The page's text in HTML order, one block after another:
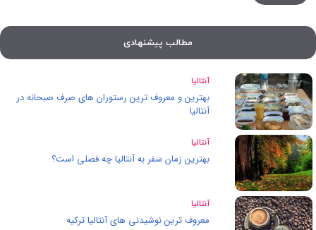
مطالب پیشنهادی
آنتالیا
بهترین و معروف ترین رستوران های صرف صبحانه در
آنتالیا
آنتالیا
بهترین زمان سفر به آنتالیا چه فصلی است؟
آنتالیا
معروف ترین نوشیدنی های آنتالیا ترکیه